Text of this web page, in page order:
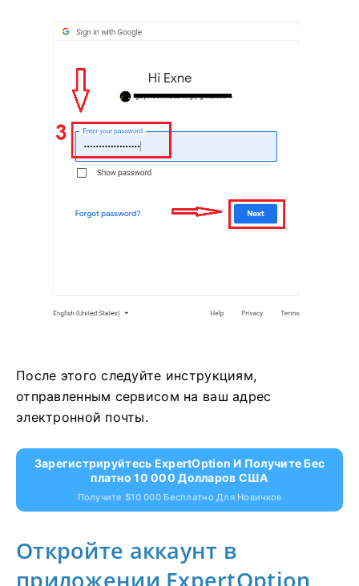
После этого следуйте инструкциям,
отправленным сервисом на ваш адрес
электронной почты.
Зарегистрируйтесь ExpertOption И Получите Бес
Платно 10 000 Долларов США
Получите $10 000 Бесплатно Для Новичков
Откройте аккаунт в